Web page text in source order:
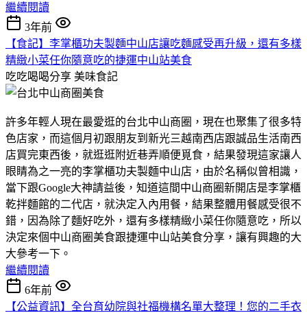
繼續閱讀
3年前
【食記】李掌櫃功夫製麵中山店讓吃麵感受再升級，還有多樣
精緻小菜任你隨意吃的捷運中山站美食
吃吃喝喝分享 美味食記
許多年輕人現在最愛逛的台北中山商圈，現在也聚集了很多特
色店家，而這個月初跟朋友到新光三越南西店跟誠品生活南西
店買完東西後，就逛逛附近巷弄順便覓食，結果發現這家讓人
眼睛為之一亮的李掌櫃功夫製麵中山店，由於名稱似曾相識，
當下跟Google大神請益後，知道這間中山商圈新開店是李掌櫃
乾拌麵館的二代店，就決定入內用餐，結果整體用餐感受很不
錯，因為除了麵好吃外，還有多樣精緻小菜任你隨意吃，所以
決定來個中山商圈美食跟捷運中山站美食分享，讓有興趣的大
大參考一下。
繼續閱讀
6年前
【公益資訊】全台育幼院與社福機構名單大整理！您的二手衣